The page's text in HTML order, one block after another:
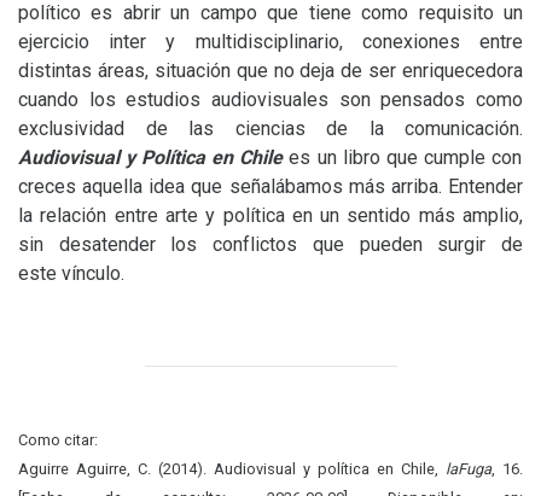
político es abrir un campo que tiene como requisito un
ejercicio inter y multidisciplinario, conexiones entre
distintas áreas, situación que no deja de ser enriquecedora
cuando los estudios audiovisuales son pensados como
exclusividad de las ciencias de la comunicación.
Audiovisual y Política en Chile es un libro que cumple con
creces aquella idea que señalábamos más arriba. Entender
la relación entre arte y política en un sentido más amplio,
sin desatender los conflictos que pueden surgir de
este vínculo.
Como citar:
Aguirre Aguirre, C. (2014). Audiovisual y política en Chile, laFuga, 16.